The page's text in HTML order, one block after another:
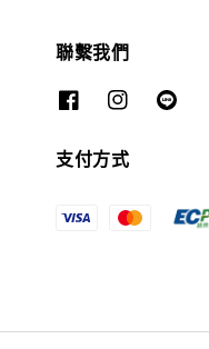
聯繫我們
支付方式